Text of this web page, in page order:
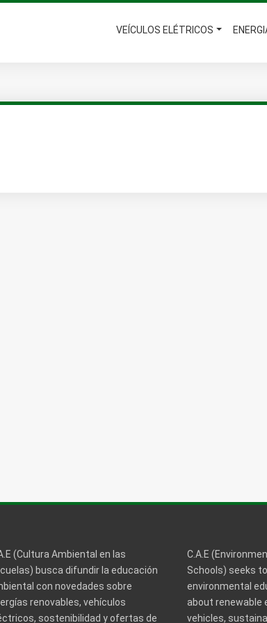
VEÍCULOS ELÉTRICOS
(Cultura Ambiental en las
busca difundir la educación
con novedades sobre
renovables, vehículos
sostenibilidad y ofertas de
C.A.E
Schools) seeks
environmental
about renewable
vehicles,